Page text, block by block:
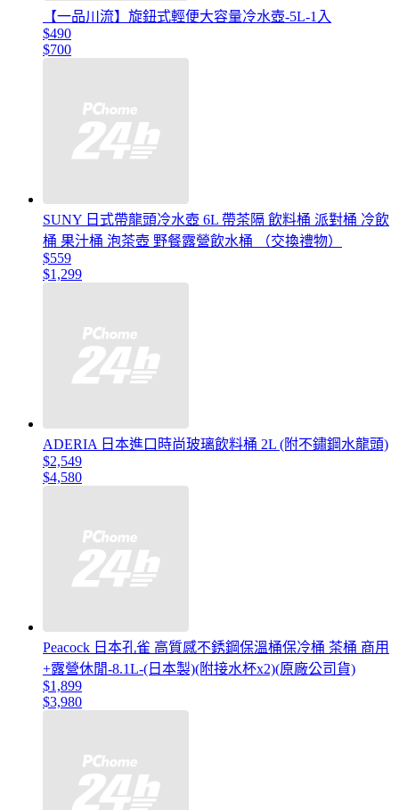
【一品川流】旋鈕式輕便大容量冷水壺-5L-1入
$490
$700
SUNY 日式帶龍頭冷水壺 6L 帶茶隔 飲料桶 派對桶 冷飲
桶 果汁桶 泡茶壺 野餐露營飲水桶 （交換禮物）
$559
$1,299
ADERIA 日本進口時尚玻璃飲料桶 2L (附不鏽鋼水龍頭)
$2,549
$4,580
Peacock 日本孔雀 高質感不銹鋼保溫桶保冷桶 茶桶 商用
+露營休閒-8.1L-(日本製)(附接水杯x2)(原廠公司貨)
$1,899
$3,980